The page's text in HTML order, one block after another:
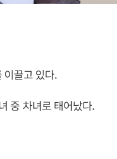
끌고 있다.
중 차녀로 태어났다.